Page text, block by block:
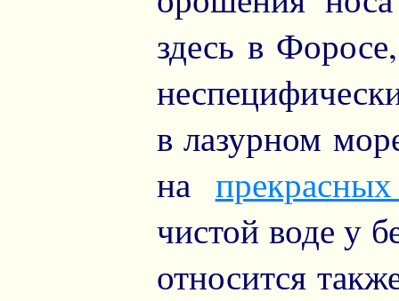
здесь в
в лазурном
на
чистой воде у
относится